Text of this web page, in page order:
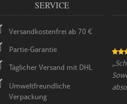
SERVICE
Versandkostenfrei ab 70 €
Partie-Garantie
Täglicher Versand mit DHL
Umweltfreundliche
Verpackung
„